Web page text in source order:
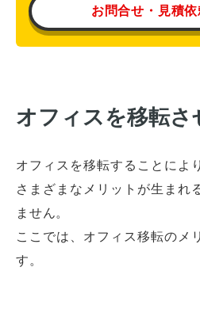
お問合せ・見積
オフィスを移転さ
オフィスを移転することによ
さまざまなメリットが生まれ
ません。
ここでは、オフィス移転のメ
す。